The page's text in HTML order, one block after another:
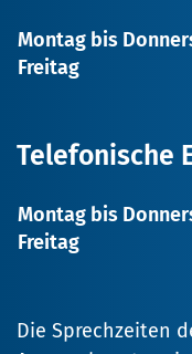
Montag bis
Freitag
Telefonische
Montag bis
Freitag
Die Sprechzeiten